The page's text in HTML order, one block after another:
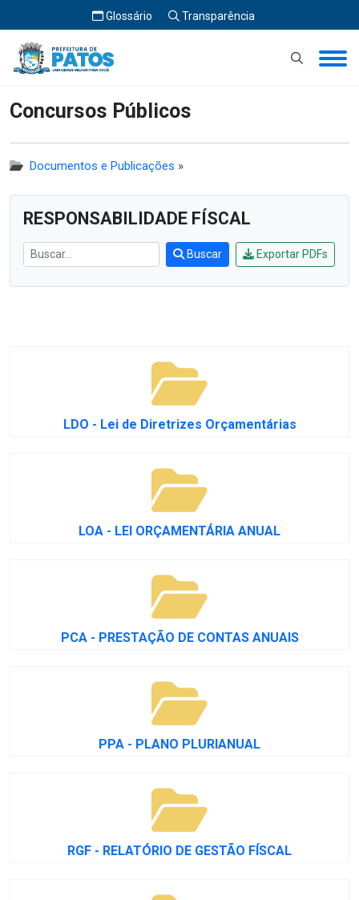
Glossário Transparência
Início Concursos Públicos
Concursos Públicos
Documentos e Publicações »
RESPONSABILIDADE FÍSCAL
Buscar Exportar PDFs
LDO - Lei de Diretrizes Orçamentárias
LOA - LEI ORÇAMENTÁRIA ANUAL
PCA - PRESTAÇÃO DE CONTAS ANUAIS
PPA - PLANO PLURIANUAL
RGF - RELATÓRIO DE GESTÃO FÍSCAL